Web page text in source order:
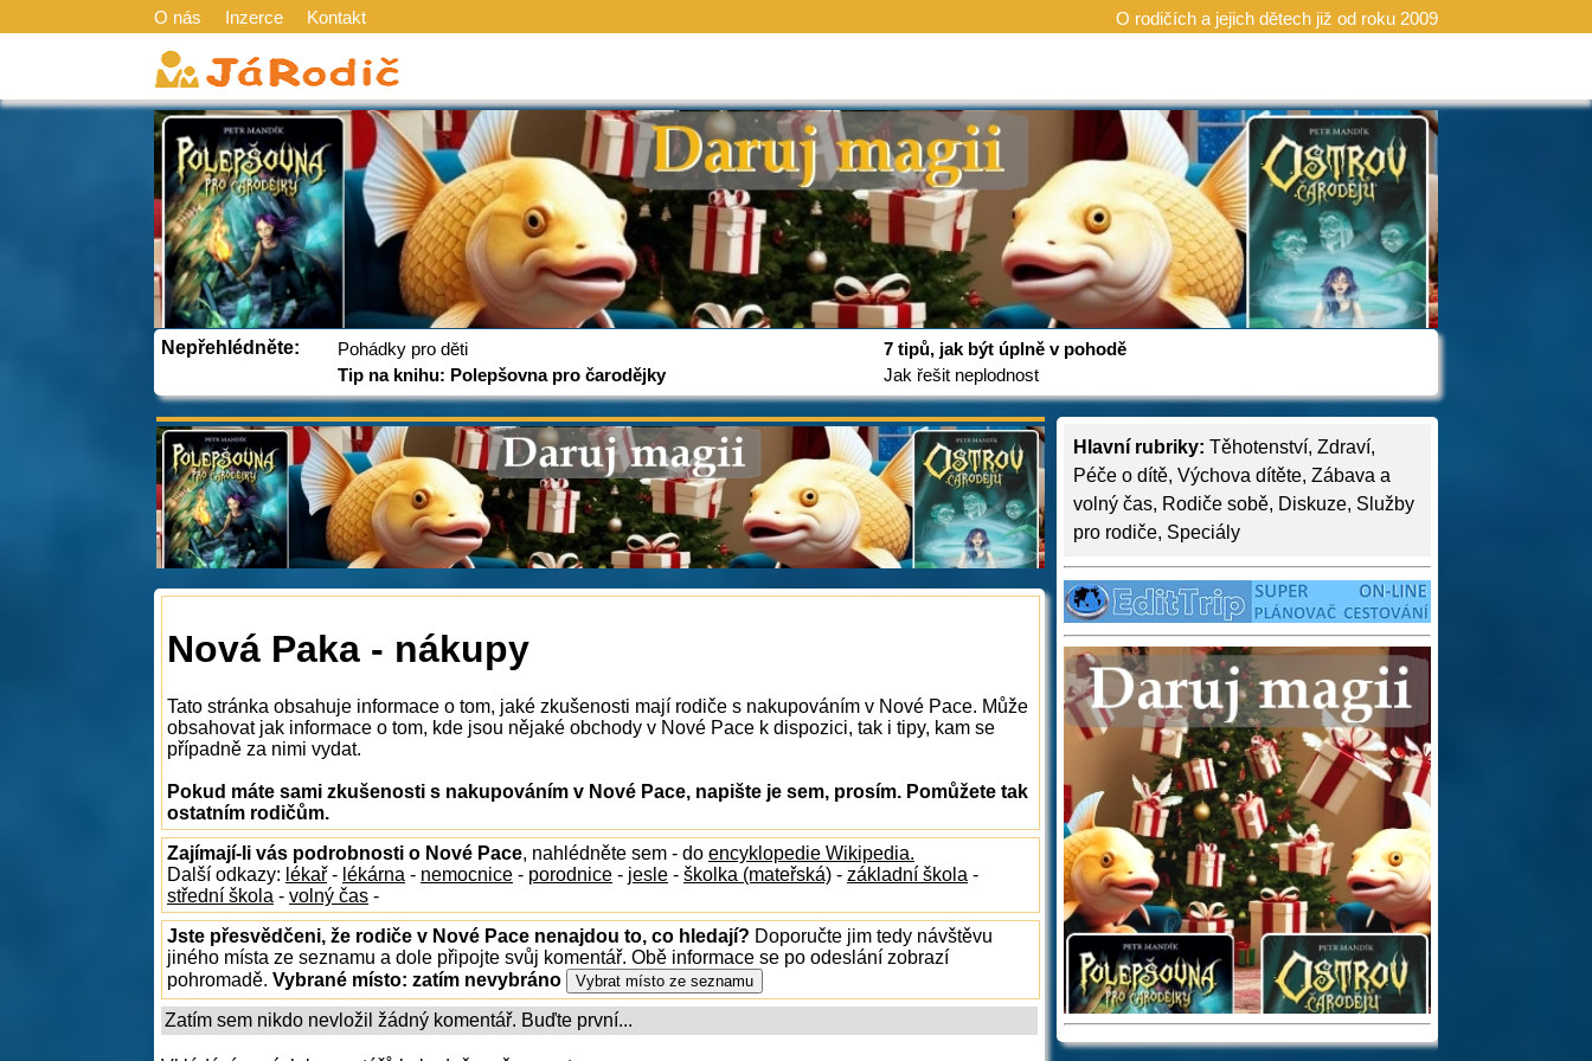
O nás Inzerce Kontakt O rodičích a jejich dětech již od roku 2009
Nepřehlédněte:
Pohádky pro děti
Tip na knihu: Polepšovna pro čarodějky
7 tipů, jak být úplně v pohodě
Jak řešit neplodnost
Hlavní rubriky: Těhotenství, Zdraví,
Péče o dítě, Výchova dítěte, Zábava a
volný čas, Rodiče sobě, Diskuze, Služby
pro rodiče, Speciály
Nová Paka - nákupy
Tato stránka obsahuje informace o tom, jaké zkušenosti mají rodiče s nakupováním v Nové Pace. Může
obsahovat jak informace o tom, kde jsou nějaké obchody v Nové Pace k dispozici, tak i tipy, kam se
případně za nimi vydat.
Pokud máte sami zkušenosti s nakupováním v Nové Pace, napište je sem, prosím. Pomůžete tak
ostatním rodičům.
Zajímají-li vás podrobnosti o Nové Pace, nahlédněte sem - do encyklopedie Wikipedia.
Další odkazy: lékař - lékárna - nemocnice - porodnice - jesle - školka (mateřská) - základní škola -
střední škola - volný čas -
Jste přesvědčeni, že rodiče v Nové Pace nenajdou to, co hledají? Doporučte jim tedy návštěvu
jiného místa ze seznamu a dole připojte svůj komentář. Obě informace se po odeslání zobrazí
pohromadě. Vybrané místo: zatím nevybráno
Zatím sem nikdo nevložil žádný komentář. Buďte první...